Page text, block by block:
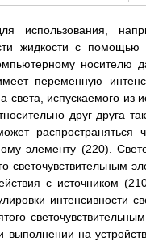
использования,
жидкости с
носителю
переменную
испускаемого из
друг друга
элементу (220).
светочувствительным
с источником
интенсивности
на